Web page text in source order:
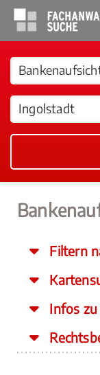
Filtern
Infos